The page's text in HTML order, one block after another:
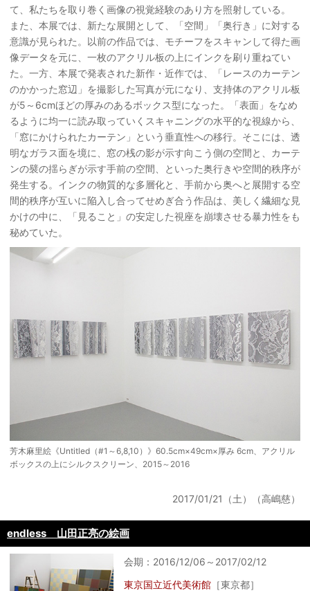
て、私たちを取り巻く画像の視覚経験のあり方を照射している。
また、本展では、新たな展開として、「空間」「奥行き」に対する
意識が見られた。以前の作品では、モチーフをスキャンして得た画
像データを元に、一枚のアクリル板の上にインクを刷り重ねてい
た。一方、本展で発表された新作・近作では、「レースのカーテン
のかかった窓辺」を撮影した写真が元になり、支持体のアクリル板
が5～6cmほどの厚みのあるボックス型になった。「表面」をなめ
るように均一に読み取っていくスキャニングの水平的な視線から、
「窓にかけられたカーテン」という垂直性への移行。そこには、透
明なガラス面を境に、窓の桟の影が示す向こう側の空間と、カーテ
ンの襞の揺らぎが示す手前の空間、といった奥行きや空間的秩序が
発生する。インクの物質的な多層化と、手前から奥へと展開する空
間的秩序が互いに陥入し合ってせめぎ合う作品は、美しく繊細な見
かけの中に、「見ること」の安定した視座を崩壊させる暴力性をも
秘めていた。
芳木麻里絵《Untitled（#1～6,8,10）》60.5cm×49cm×厚み 6cm、アクリル
ボックスの上にシルクスクリーン、2015～2016
2017/01/21（土）（高嶋慈）
endless 山田正亮の絵画
会期：2016/12/06～2017/02/12
東京国立近代美術館 ［東京都］